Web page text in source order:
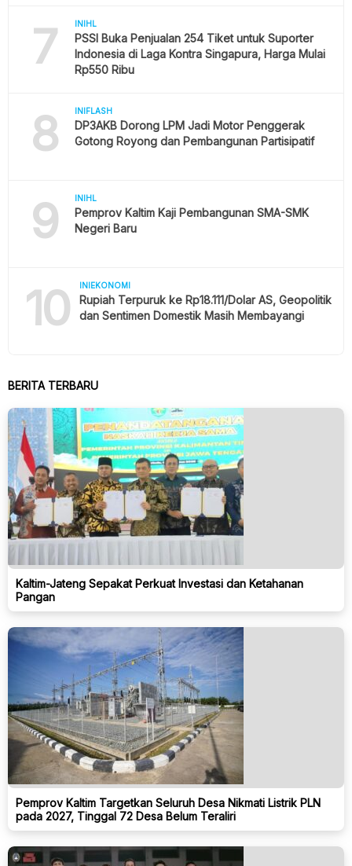
7 INIHL
PSSI Buka Penjualan 254 Tiket untuk Suporter
Indonesia di Laga Kontra Singapura, Harga Mulai
Rp550 Ribu
8 INIFLASH
DP3AKB Dorong LPM Jadi Motor Penggerak
Gotong Royong dan Pembangunan Partisipatif
9 INIHL
Pemprov Kaltim Kaji Pembangunan SMA-SMK
Negeri Baru
10 INIEKONOMI
Rupiah Terpuruk ke Rp18.111/Dolar AS, Geopolitik
dan Sentimen Domestik Masih Membayangi
BERITA TERBARU
Kaltim-Jateng Sepakat Perkuat Investasi dan Ketahanan
Pangan
Pemprov Kaltim Targetkan Seluruh Desa Nikmati Listrik PLN
pada 2027, Tinggal 72 Desa Belum Teraliri